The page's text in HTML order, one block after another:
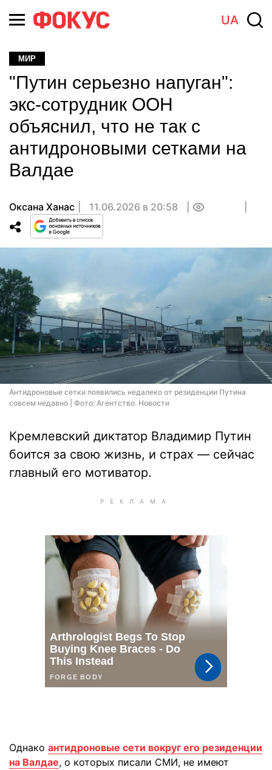
UA
МИР
"Путин серьезно напуган":
экс-сотрудник ООН
объяснил, что не так с
антидроновыми сетками на
Валдае
Оксана Ханас 11.06.2026 в 20:58
Антидроновые сетки появились недалеко от резиденции Путина
совсем недавно | Фото: Агентство. Новости
Кремлевский диктатор Владимир Путин
боится за свою жизнь, и страх — сейчас
главный его мотиватор.
Однако антидроновые сети вокруг его резиденции
на Валдае, о которых писали СМИ, не имеют